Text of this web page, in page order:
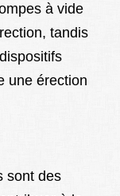
à vide
tandis
une érection
sont des